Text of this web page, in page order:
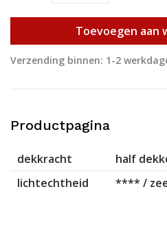
Toevoegen aan
Verzending binnen: 1-2
Productpagina
dekkracht
half
lichtechtheid
**** /